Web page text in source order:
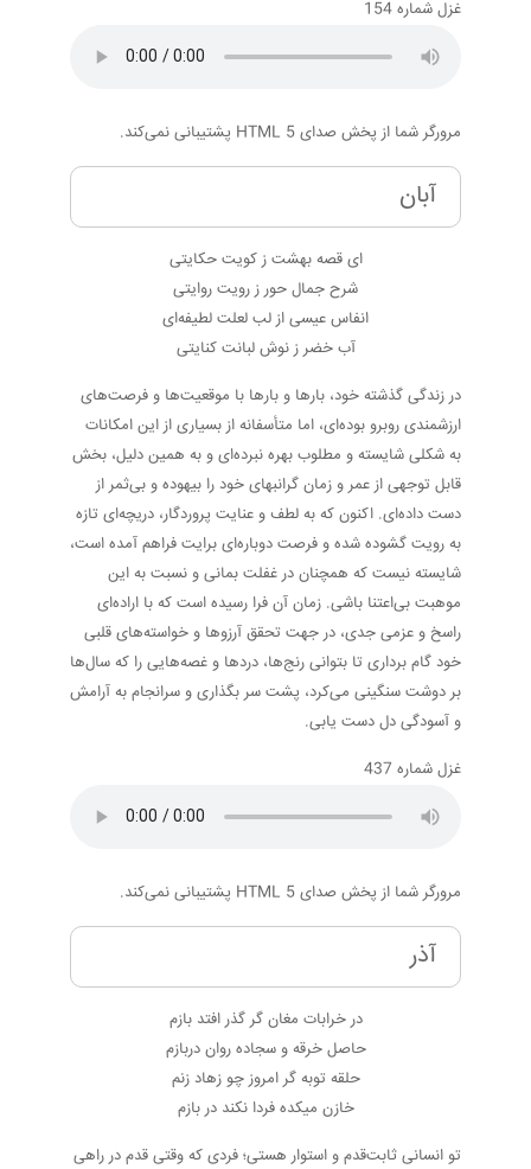
غزل شماره 154
مرورگر شما از پخش صدای HTML 5 پشتیبانی نمی‌کند.
آبان
ای قصه بهشت ز کویت حکایتی
شرح جمال حور ز رویت روایتی
انفاس عیسی از لب لعلت لطیفه‌ای
آب خضر ز نوش لبانت کنایتی
در زندگی گذشته خود، بارها و بارها با موقعیت‌ها و فرصت‌های
ارزشمندی روبرو بوده‌ای، اما متأسفانه از بسیاری از این امکانات
به شکلی شایسته و مطلوب بهره نبرده‌ای و به همین دلیل، بخش
قابل توجهی از عمر و زمان گرانبهای خود را بیهوده و بی‌ثمر از
دست داده‌ای. اکنون که به لطف و عنایت پروردگار، دریچه‌ای تازه
به رویت گشوده شده و فرصت دوباره‌ای برایت فراهم آمده است،
شایسته نیست که همچنان در غفلت بمانی و نسبت به این
موهبت بی‌اعتنا باشی. زمان آن فرا رسیده است که با اراده‌ای
راسخ و عزمی جدی، در جهت تحقق آرزوها و خواسته‌های قلبی
خود گام برداری تا بتوانی رنج‌ها، دردها و غصه‌هایی را که سال‌ها
بر دوشت سنگینی می‌کرد، پشت سر بگذاری و سرانجام به آرامش
و آسودگی دل دست یابی.
غزل شماره 437
مرورگر شما از پخش صدای HTML 5 پشتیبانی نمی‌کند.
آذر
در خرابات مغان گر گذر افتد بازم
حاصل خرقه و سجاده روان دربازم
حلقه توبه گر امروز چو زهاد زنم
خازن میکده فردا نکند در بازم
تو انسانی ثابت‌قدم و استوار هستی؛ فردی که وقتی قدم در راهی